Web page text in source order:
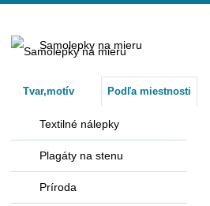
Samolepky na mieru
Tvar,motív Podľa miestnosti
Textilné nálepky
Plagáty na stenu
Príroda